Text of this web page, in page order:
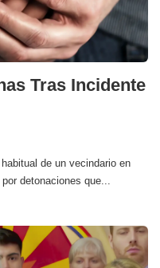
Tras Incidente
de un vecindario en
detonaciones que...